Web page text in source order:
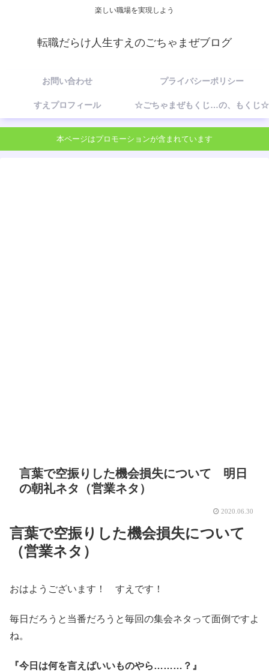
楽しい職場を実現しよう
転職だらけ人生すえのごちゃまぜブログ
お問い合わせ プライバシーポリシー
すえプロフィール ☆ごちゃまぜもくじ…の、もくじ☆
本ページはプロモーションが含まれています
言葉で空振りした機会損失について 明日
の朝礼ネタ（営業ネタ）
2020.06.30
言葉で空振りした機会損失について
（営業ネタ）
おはようございます！ すえです！
毎日だろうと当番だろうと毎回の集会ネタって面倒ですよ
ね。
『今日は何を言えばいいものやら………？』